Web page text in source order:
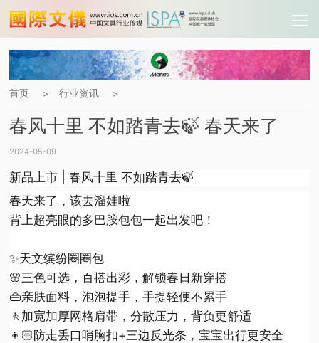
首页 > 行业资讯 >
春风十里 不如踏青去🍃 春天来了
2024-05-09
新品上市 | 春风十里 不如踏青去🍃
春天来了，该去溜娃啦
背上超亮眼的多巴胺包包一起出发吧！
✨天文缤纷圈圈包
🌸三色可选，百搭出彩，解锁春日新穿搭
👜亲肤面料，泡泡提手，手提轻便不累手
🚶加宽加厚网格肩带，分散压力，背负更舒适
👦🏻防走丢口哨胸扣+三边反光条，宝宝出行更安全